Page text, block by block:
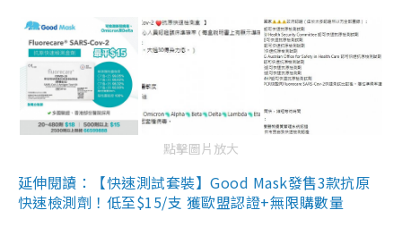
點擊圖片放大
延伸閱讀：【快速測試套裝】Good Mask發售3款抗原
快速檢測劑！低至$15/支 獲歐盟認證+無限購數量